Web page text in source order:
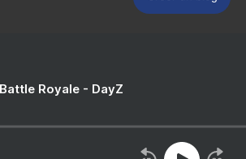
Royale - DayZ